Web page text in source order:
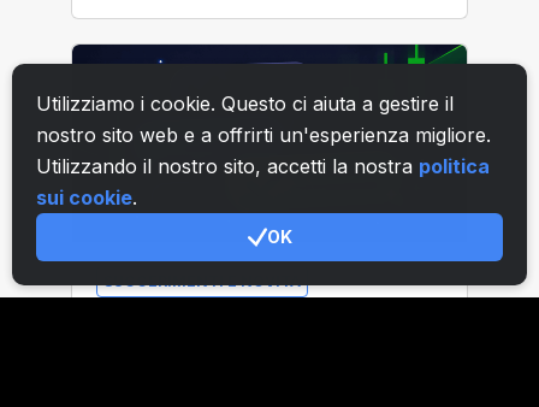
Utilizziamo i cookie. Questo ci aiuta a gestire il
nostro sito web e a offrirti un'esperienza migliore.
Utilizzando il nostro sito, accetti la nostra politica
sui cookie.
OK